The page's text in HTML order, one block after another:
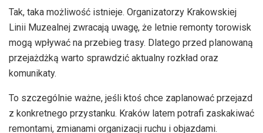
Tak, taka możliwość istnieje. Organizatorzy Krakowskiej
Linii Muzealnej zwracają uwagę, że letnie remonty torowisk
mogą wpływać na przebieg trasy. Dlatego przed planowaną
przejażdżką warto sprawdzić aktualny rozkład oraz
komunikaty.
To szczególnie ważne, jeśli ktoś chce zaplanować przejazd
z konkretnego przystanku. Kraków latem potrafi zaskakiwać
remontami, zmianami organizacji ruchu i objazdami.